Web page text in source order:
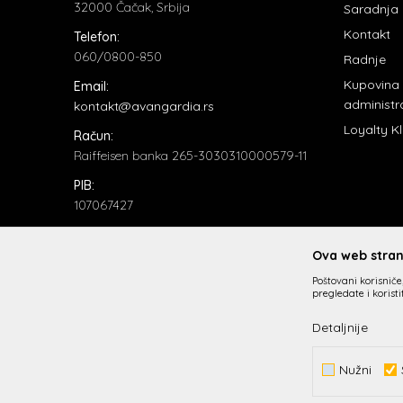
32000 Čačak, Srbija
Telefon:
060/0800-850
Email:
kontakt@avangardia.rs
Račun:
Raiffeisen banka 265-3030310000579-11
PIB:
107067427
Saradnja
Kontakt
Radnje
Loyalty
Nastojimo da budemo što precizniji u opisu proizvoda,
Ova web
Poštovani
pregledate i
Detaljnije
Nužni